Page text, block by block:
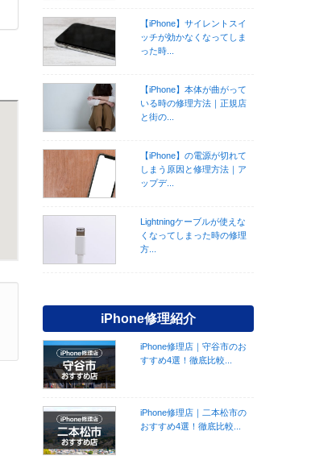
【iPhone】サイレントスイ
ッチが効かなくなってしま
った時...
【iPhone】本体が曲がって
いる時の修理方法｜正規店
と街の...
【iPhone】の電源が切れて
しまう原因と修理方法｜ア
ップデ...
Lightningケーブルが使えな
くなってしまった時の修理
方...
iPhone修理紹介
iPhone修理店｜守谷市のお
すすめ4選！徹底比較...
iPhone修理店｜二本松市の
おすすめ4選！徹底比較...